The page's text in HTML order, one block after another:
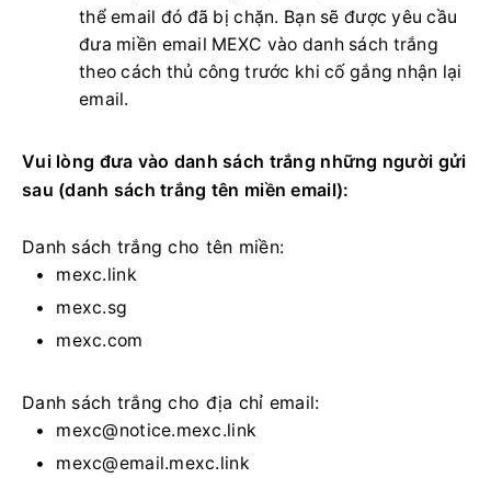
thể email đó đã bị chặn. Bạn sẽ được yêu cầu
đưa miền email MEXC vào danh sách trắng
theo cách thủ công trước khi cố gắng nhận lại
email.
Vui lòng đưa vào danh sách trắng những người gửi
sau (danh sách trắng tên miền email):
Danh sách trắng cho tên miền:
mexc.link
mexc.sg
mexc.com
Danh sách trắng cho địa chỉ email:
mexc@notice.mexc.link
mexc@email.mexc.link